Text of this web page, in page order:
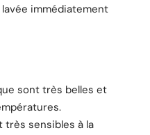
immédiatement
sont très belles et
très sensibles à la